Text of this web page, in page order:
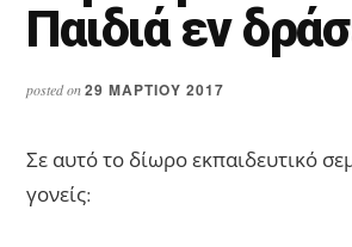
Παιδιά εν
posted on29 ΜΑΡΤΊΟΥ 2017
Σε αυτό το δίωρο εκπαιδευτικό
γονείς: